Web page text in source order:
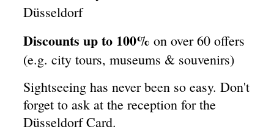
Düsseldorf
Discounts up to 100% on over 60 offers
(e.g. city tours, museums & souvenirs)
Sightseeing has never been so easy. Don't
forget to ask at the reception for the
Düsseldorf Card.